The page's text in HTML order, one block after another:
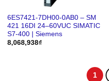
6ES7421-7DH00-0AB0 – SM
421 16DI 24–60VUC SIMATIC
S7-400 | Siemens
8,068,938₫
1